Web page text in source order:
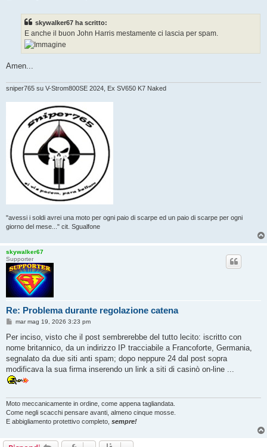
skywalker67 ha scritto:
E anche il buon John Harris mestamente ci lascia per spam.
Amen...
sniper765 su V-Strom800SE 2024, Ex SV650 K7 Naked
"avessi i soldi avrei una moto per ogni paio di scarpe ed un paio di scarpe per ogni
giorno del mese..." cit. Sgualfone
skywalker67
Supporter
Re: Problema durante regolazione catena
M
s
a
g
g
i
o
mar mag 19, 2026 3:23 pm
Per inciso, visto che il post sembrerebbe del tutto lecito: iscritto con
nome britannico, da un indirizzo IP tracciabile a Francoforte, Germania,
segnalato da due siti anti spam; dopo neppure 24 dal post sopra
modificava la sua firma inserendo un link a siti di casinò on-line ...
Moto meccanicamente in ordine, come appena tagliandata.
Come negli scacchi pensare avanti, almeno cinque mosse.
E abbigliamento protettivo completo, sempre!